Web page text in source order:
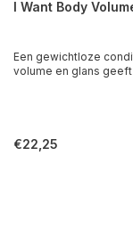
I Want Body
Een gewichtloze
volume en glans geeft
€22,25